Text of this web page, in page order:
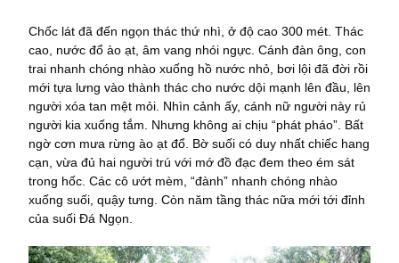
Chốc lát đã đến ngọn thác thứ nhì, ở độ cao 300 mét. Thác
cao, nước đổ ào ạt, âm vang nhói ngực. Cánh đàn ông, con
trai nhanh chóng nhào xuống hồ nước nhỏ, bơi lội đã đời rồi
mới tựa lưng vào thành thác cho nước dội mạnh lên đầu, lên
người xóa tan mệt mỏi. Nhìn cảnh ấy, cánh nữ người này rủ
người kia xuống tắm. Nhưng không ai chịu “phát pháo”. Bất
ngờ cơn mưa rừng ào ạt đổ. Bờ suối có duy nhất chiếc hang
cạn, vừa đủ hai người trú với mớ đồ đạc đem theo ém sát
trong hốc. Các cô ướt mèm, “đành” nhanh chóng nhào
xuống suối, quậy tưng. Còn năm tầng thác nữa mới tới đỉnh
của suối Đá Ngọn.